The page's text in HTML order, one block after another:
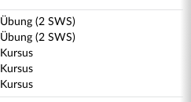
Übung (2 SWS)
Übung (2 SWS)
Kursus
Kursus
Kursus